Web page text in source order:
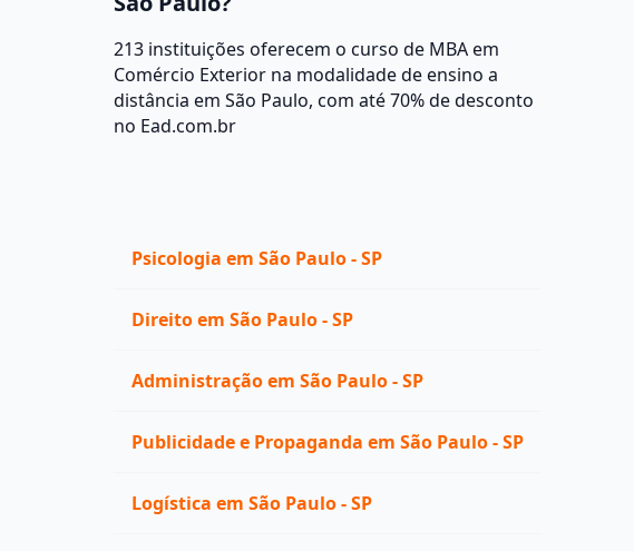
213 instituições oferecem o curso de MBA em
Comércio Exterior na modalidade de ensino a
distância em São Paulo, com até 70% de desconto
no Ead.com.br
Psicologia em São Paulo - SP
Direito em São Paulo - SP
Administração em São Paulo - SP
Publicidade e Propaganda em São Paulo - SP
Logística em São Paulo - SP